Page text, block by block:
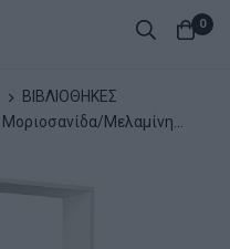
0
ΒΙΒΛΙΟΘΗΚΕΣ